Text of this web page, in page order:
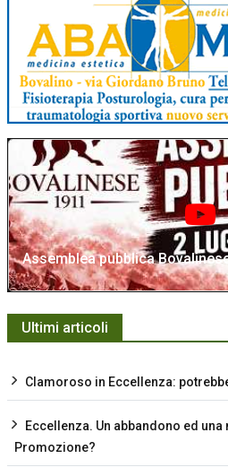
Assemblea pubblica
Ultimi articoli
Clamoroso in Eccellenza:
Eccellenza. Un abbandono ed
Promozione?